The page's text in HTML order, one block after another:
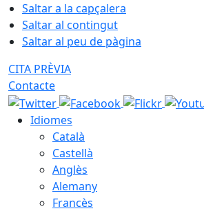
Saltar a la capçalera
Saltar al contingut
Saltar al peu de pàgina
CITA PRÈVIA
Contacte
Idiomes
Català
Castellà
Anglès
Alemany
Francès